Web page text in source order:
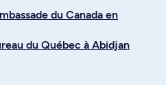
du Canada en
du Québec à Abidjan